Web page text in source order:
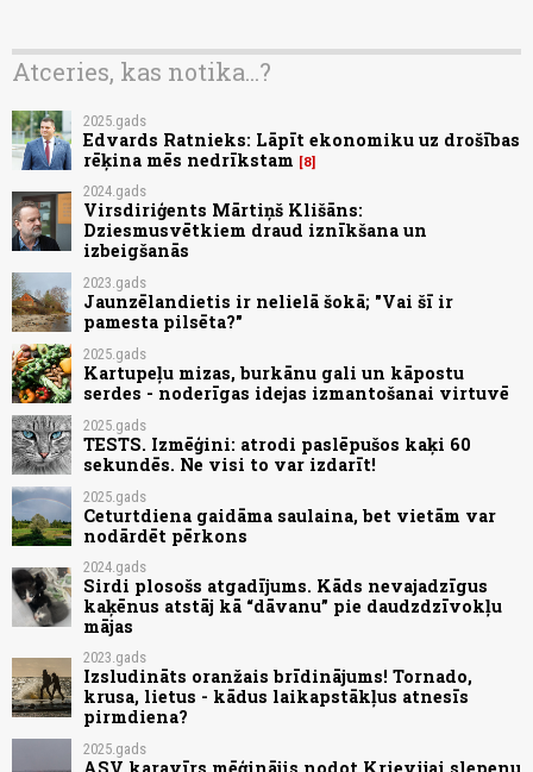
Atceries, kas notika...?
2025.gads
Edvards Ratnieks: Lāpīt ekonomiku uz drošības
rēķina mēs nedrīkstam
8
2024.gads
Virsdiriģents Mārtiņš Klišāns:
Dziesmusvētkiem draud iznīkšana un
izbeigšanās
2023.gads
Jaunzēlandietis ir nelielā šokā; "Vai šī ir
pamesta pilsēta?"
2025.gads
Kartupeļu mizas, burkānu gali un kāpostu
serdes - noderīgas idejas izmantošanai virtuvē
2025.gads
TESTS. Izmēģini: atrodi paslēpušos kaķi 60
sekundēs. Ne visi to var izdarīt!
2025.gads
Ceturtdiena gaidāma saulaina, bet vietām var
nodārdēt pērkons
2024.gads
Sirdi plosošs atgadījums. Kāds nevajadzīgus
kaķēnus atstāj kā “dāvanu” pie daudzdzīvokļu
mājas
2023.gads
Izsludināts oranžais brīdinājums! Tornado,
krusa, lietus - kādus laikapstākļus atnesīs
pirmdiena?
2025.gads